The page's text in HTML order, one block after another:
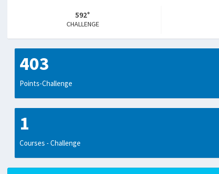
592°
CHALLENGE
403
Points-Challenge
1
Courses - Challenge